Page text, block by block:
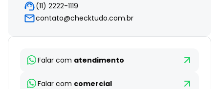
(11) 2222-1119
contato@checktudo.com.br
Falar com atendimento
Falar com comercial